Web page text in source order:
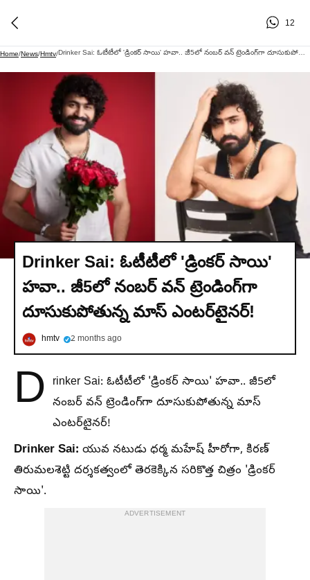
12
Home/News/Hmtv/
Drinker Sai: ఓటీటీలో 'డ్రింకర్ సాయి'
హవా.. జీ5లో నంబర్ వన్ ట్రెండింగ్‌గా
దూసుకుపోతున్న మాస్ ఎంటర్‌టైనర్!
hmtv 2 months ago
D rinker Sai: ఓటీటీలో 'డ్రింకర్ సాయి' హవా.. జీ5లో
నంబర్ వన్ ట్రెండింగ్‌గా దూసుకుపోతున్న మాస్
ఎంటర్‌టైనర్!
Drinker Sai: యువ నటుడు ధర్మ మహేష్ హీరోగా, కిరణ్
తిరుమలశెట్టి దర్శకత్వంలో తెరకెక్కిన సరికొత్త చిత్రం 'డ్రింకర్
సాయి'.
ADVERTISEMENT